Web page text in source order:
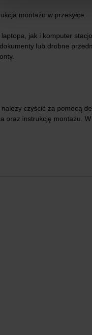
montażu w przesyłce
jak i komputer
lub drobne
należy czyścić za pomocą
oraz instrukcję montażu.